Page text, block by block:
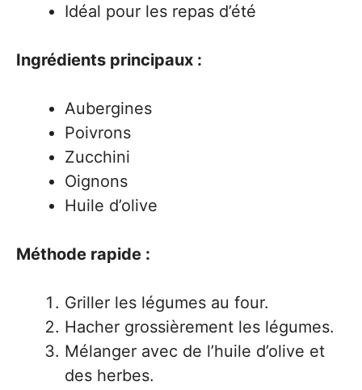
Idéal pour les repas d’été
Ingrédients principaux :
Aubergines
Poivrons
Zucchini
Oignons
Huile d’olive
Méthode rapide :
Griller les légumes au four.
Hacher grossièrement les légumes.
Mélanger avec de l’huile d’olive et
des herbes.